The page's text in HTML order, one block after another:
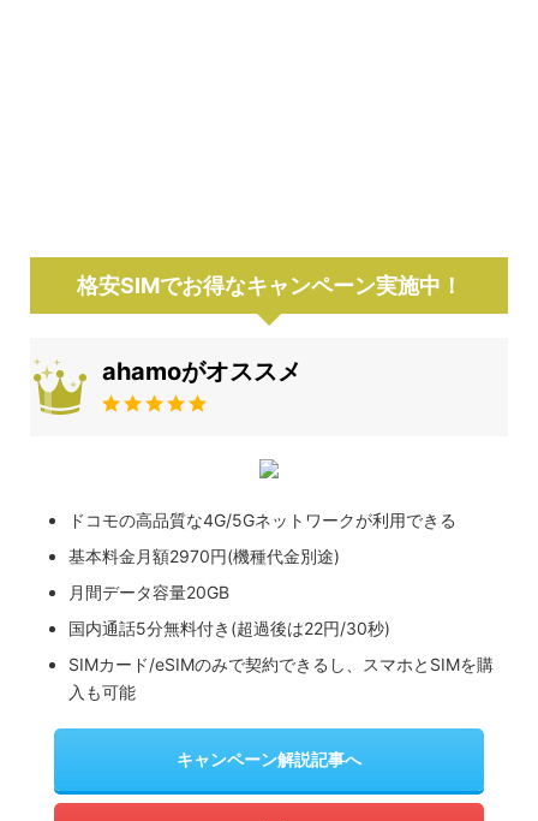
格安SIMでお得なキャンペーン実施中！
ahamoがオススメ
ドコモの高品質な4G/5Gネットワークが利用できる
基本料金月額2970円(機種代金別途)
月間データ容量20GB
国内通話5分無料付き(超過後は22円/30秒)
SIMカード/eSIMのみで契約できるし、スマホとSIMを購
入も可能
キャンペーン解説記事へ